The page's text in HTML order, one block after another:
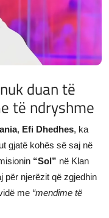
duan të
të ndryshme
, Efi Dhedhes, ka
gjatë kohës së saj në
“Sol” në Klan
për njerëzit që zgjedhin
me “mendime të